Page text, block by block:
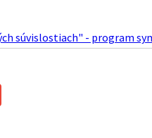
súvislostiach" - program
Gmail